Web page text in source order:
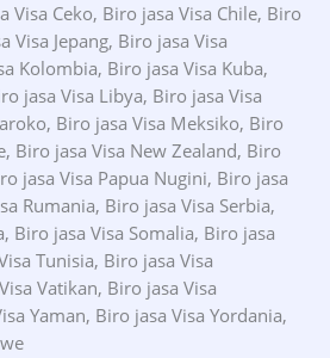
Visa Ceko, Biro jasa Visa Chile, Biro
Visa Jepang, Biro jasa Visa
Kolombia, Biro jasa Visa Kuba,
jasa Visa Libya, Biro jasa Visa
Biro jasa Visa Meksiko, Biro
Biro jasa Visa New Zealand, Biro
jasa Visa Papua Nugini, Biro jasa
Rumania, Biro jasa Visa Serbia,
Biro jasa Visa Somalia, Biro jasa
Tunisia, Biro jasa Visa
Vatikan, Biro jasa Visa
Yaman, Biro jasa Visa Yordania,